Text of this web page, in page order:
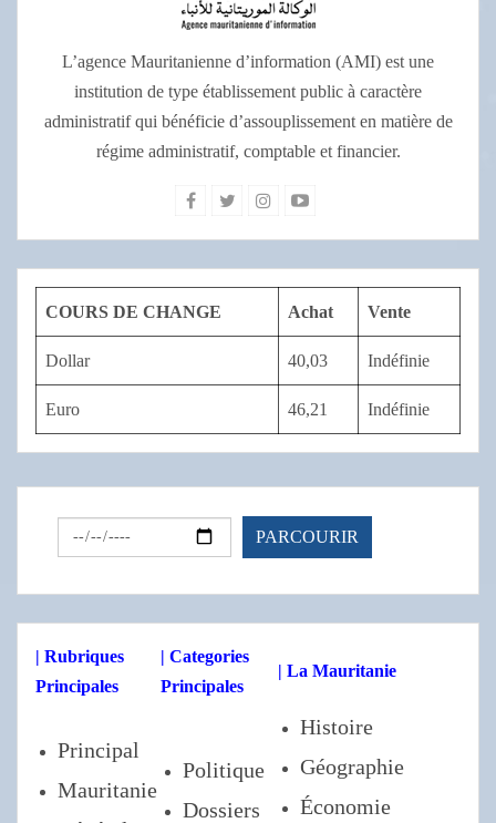
L’agence Mauritanienne d’information (AMI) est une
institution de type établissement public à caractère
administratif qui bénéficie d’assouplissement en matière de
régime administratif, comptable et financier.
COURS DE CHANGE Achat Vente
Dollar 40,03 Indéfinie
Euro 46,21 Indéfinie
| Rubriques
Principales
| Categories
Principales
| La Mauritanie
Principal
Mauritanie
Politique
Dossiers
Histoire
Géographie
Économie